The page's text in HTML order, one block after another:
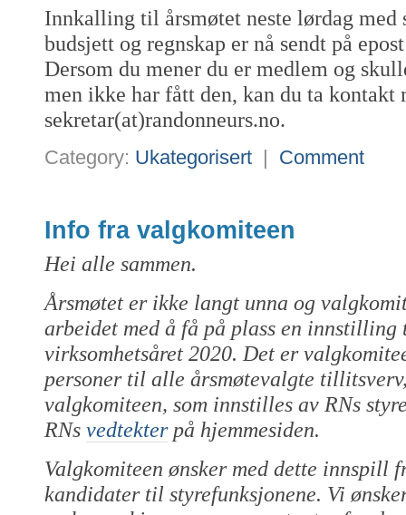
Innkalling til årsmøtet neste lørdag med
budsjett og regnskap er nå sendt på
Dersom du mener du er medlem og
men ikke har fått den, kan du ta kontakt
sekretar(at)randonneurs.no.
Category: Ukategorisert | Comment
Info fra valgkomiteen
Hei alle sammen.
Årsmøtet er ikke langt unna og
arbeidet med å få på plass en
virksomhetsåret 2020. Det er
personer til alle årsmøtevalgte
valgkomiteen, som innstilles av RNs
RNs vedtekterpå hjemmesiden.
Valgkomiteen ønsker med dette innspill
kandidater til styrefunksjonene. Vi